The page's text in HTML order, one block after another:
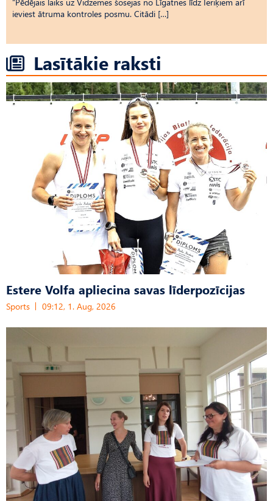
ieviest ātruma kontroles posmu. Citādi […]
Lasītākie raksti
Estere Volfa apliecina savas līderpozīcijas
Sports 09:12, 1. Aug, 2026